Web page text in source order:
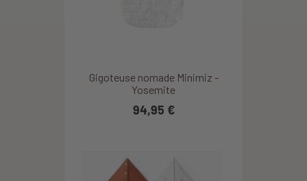
Gigoteuse nomade Minimiz -
Yosemite
94,95 €